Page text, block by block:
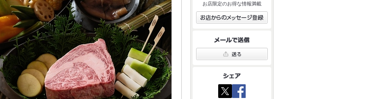
お店限定のお得な情報満載